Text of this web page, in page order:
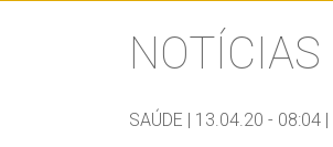
NOTÍCIAS
SAÚDE | 13.04.20 - 08:04 |